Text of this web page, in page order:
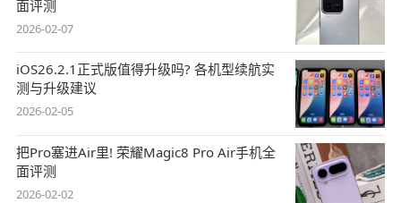
面评测
2026-02-07
iOS26.2.1正式版值得升级吗? 各机型续航实
测与升级建议
2026-02-05
把Pro塞进Air里! 荣耀Magic8 Pro Air手机全
面评测
2026-02-02